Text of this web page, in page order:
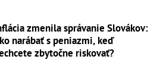
zmenila správanie Slovákov:
narábať s peniazmi, keď
zbytočne riskovať?